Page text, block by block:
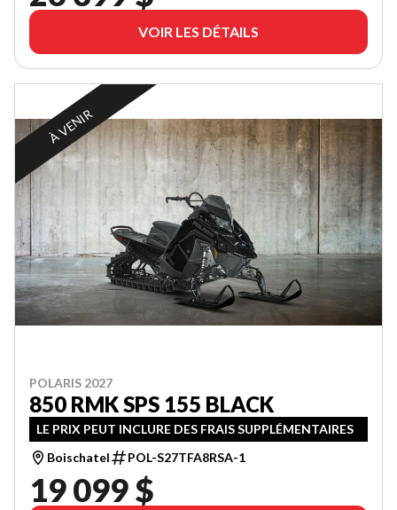
VOIR LES DÉTAILS
À VENIR
POLARIS 2027
850 RMK SPS 155 BLACK
LE PRIX PEUT INCLURE DES FRAIS SUPPLÉMENTAIRES
Boischatel
POL-S27TFA8RSA-1
19 099 $